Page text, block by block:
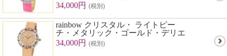
34,000円 (税別)
rainbow クリスタル・ ライトピー
チ・メタリック・ゴールド・デリエ
34,000円 (税別)